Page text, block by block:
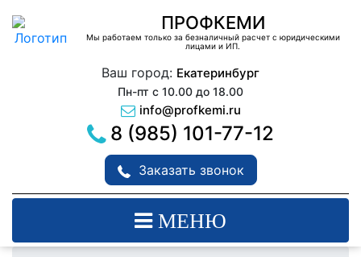
ПРОФКЕМИ
Мы работаем только за безналичный расчет с юридическими
лицами и ИП.
Ваш город: Екатеринбург
Пн-пт с 10.00 до 18.00
info@profkemi.ru
8 (985) 101-77-12
Заказать звонок
МЕНЮ